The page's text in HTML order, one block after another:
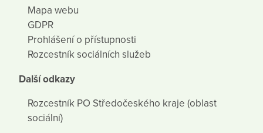
Mapa webu
GDPR
Prohlášení o přístupnosti
Rozcestník sociálních služeb
Další odkazy
Rozcestník PO Středočeského kraje (oblast
sociální)